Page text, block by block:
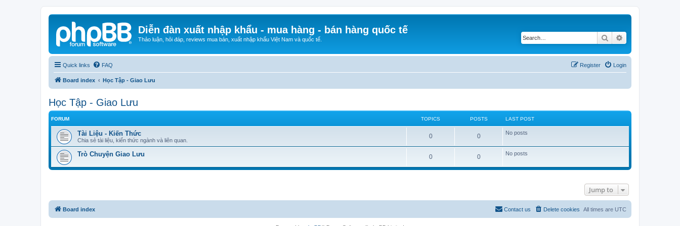
Diễn đàn xuất nhập khẩu - mua hàng - bán hàng quốc tế
Thảo luận, hỏi đáp, reviews mua bán, xuất nhập khẩu Việt Nam và quốc tế. Search
Quick links FAQ Login
Register
Board index Học Tập - Giao Lưu
Học Tập - Giao Lưu
FORUM TOPICS POSTS LAST POST
Tài Liệu - Kiến Thức
Chia sẻ tài liệu, kiến thức ngành và liên quan.
0 0 No posts
Trò Chuyện Giao Lưu 0 0 No posts
Jump to
Board index All times are UTC
Delete cookies
Contact us